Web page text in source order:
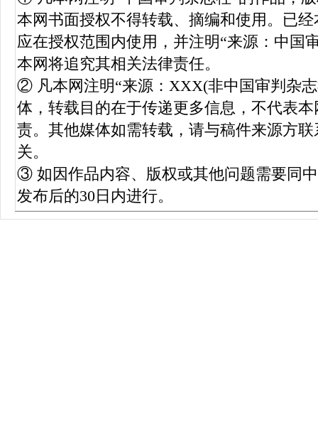
本网书面授权不得转载、摘编和使用。已
应在授权范围内使用，并注明“来源：中国
本网将追究其相关法律责任。
② 凡本网注明“来源：XXX(非中国审判杂
体，转载目的在于传递更多信息，不代表
责。其他媒体如需转载，请与稿件来源方
关。
③ 如因作品内容、版权或其他问题需要同
发布后的30日内进行。